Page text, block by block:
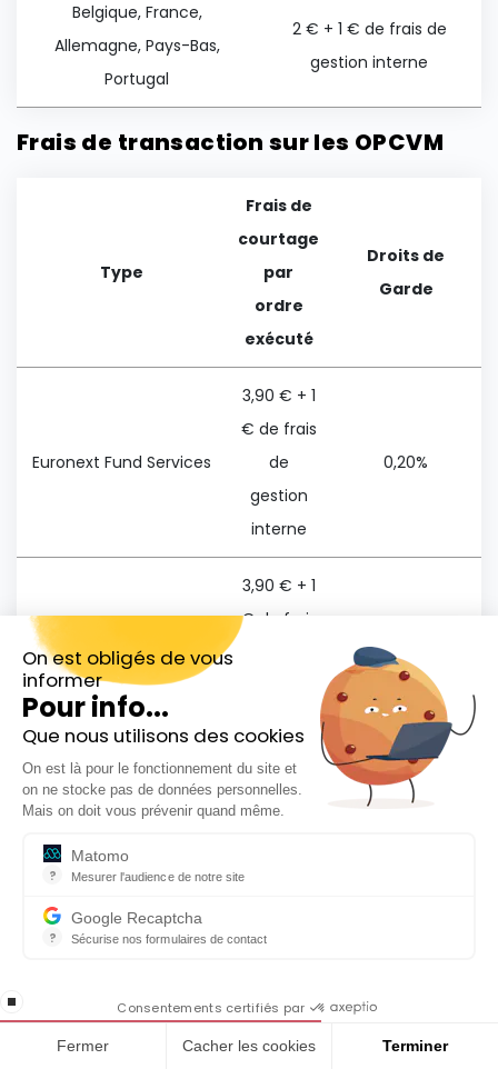
On est obligés de vous
informer
Pour info...
Que nous utilisons des cookies
On est là pour le fonctionnement du site et
on ne stocke pas de données personnelles.
Mais on doit vous prévenir quand même.
?
Matomo
Mesurer l'audience de notre site
?
Google Recaptcha
Sécurise nos formulaires de contact
stop loading Consentements certifiés par
Fermer Cacher les cookies Terminer
Belgique, France,
Allemagne, Pays-Bas,
Portugal
2 € + 1 € de frais de
gestion interne
Frais de transaction sur les OPCVM
Type
Frais de
courtage
par
ordre
exécuté
Droits de
Garde
Euronext Fund Services
3,90 € + 1
€ de frais
de
gestion
interne
0,20%
Fonds d’investissement
non cotés en bourse
3,90 € + 1
€ de frais
0,20%
Frais de transaction sur les options
Place boursière
Euronext LIFFE (Paris,
Amsterdam,
Inscrivez-vous gratuitement à
notre Newsletter hebdo
En cadeau notre ebook
politique de confidentialité de ce site